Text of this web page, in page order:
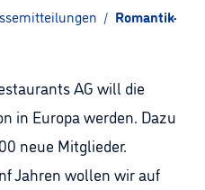
/ Romantik-
AG will die
in Europa werden. Dazu
neue Mitglieder.
Jahren wollen wir auf